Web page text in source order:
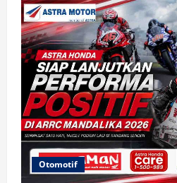
Otomotif